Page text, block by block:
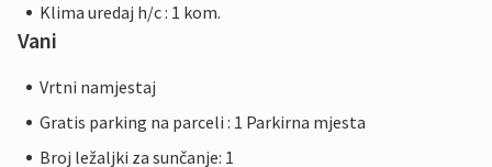
Klima uredaj h/c : 1 kom.
Vani
Vrtni namjestaj
Gratis parking na parceli : 1 Parkirna mjesta
Broj ležaljki za sunčanje: 1